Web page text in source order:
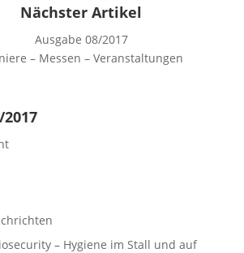
Nächster Artikel
Ausgabe 08/2017
– Messen – Veranstaltungen
– Hygiene im Stall und auf